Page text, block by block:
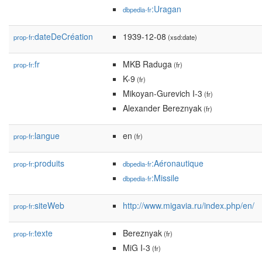
dbpedia-fr:Uragan
prop-fr:dateDeCréation 1939-12-08 (xsd:date)
prop-fr:fr MKB Raduga(fr)
K-9 (fr)
Mikoyan-Gurevich I-3 (fr)
Alexander Bereznyak(fr)
prop-fr:langue en (fr)
prop-fr:produits dbpedia-fr:Aéronautique
dbpedia-fr:Missile
prop-fr:siteWeb http://www.migavia.ru/index.php/en/
prop-fr:texte Bereznyak(fr)
MiG I-3 (fr)